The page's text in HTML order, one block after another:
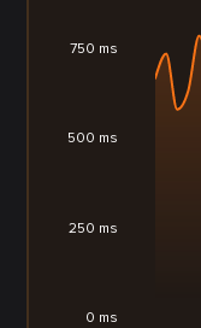
0 ms
250 ms
500 ms
750 ms